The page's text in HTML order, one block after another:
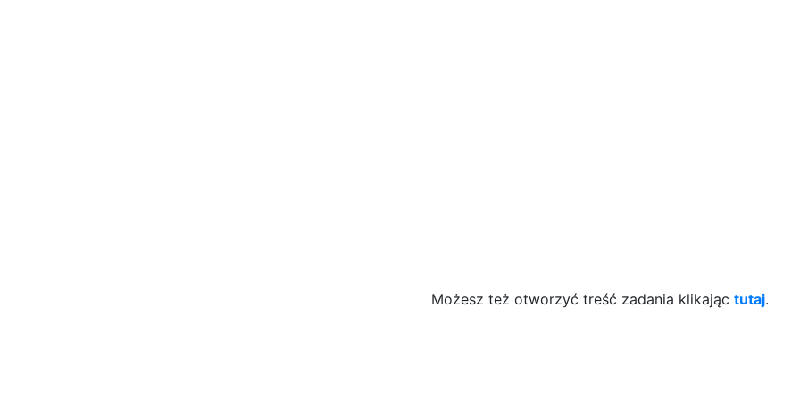
Możesz też otworzyć treść zadania klikając tutaj.